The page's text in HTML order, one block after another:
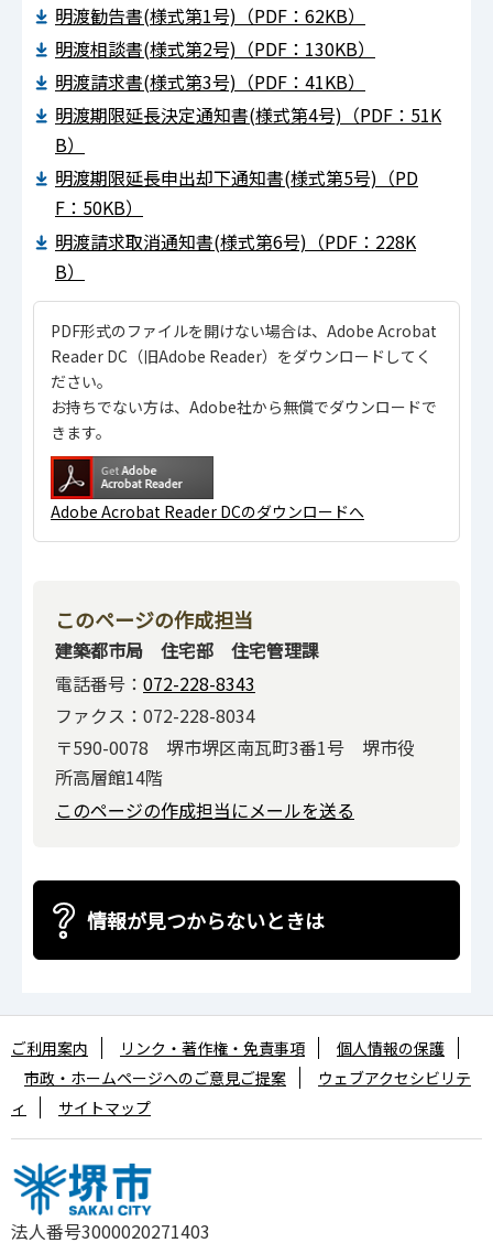
明渡勧告書(様式第1号)（PDF：62KB）
明渡相談書(様式第2号)（PDF：130KB）
明渡請求書(様式第3号)（PDF：41KB）
明渡期限延長決定通知書(様式第4号)（PDF：51K
B）
明渡期限延長申出却下通知書(様式第5号)（PD
F：50KB）
明渡請求取消通知書(様式第6号)（PDF：228K
B）
PDF形式のファイルを開けない場合は、Adobe Acrobat
Reader DC（旧Adobe Reader）をダウンロードしてく
ださい。
お持ちでない方は、Adobe社から無償でダウンロードで
きます。
Adobe Acrobat Reader DCのダウンロードへ
このページの作成担当
建築都市局 住宅部 住宅管理課
電話番号： 072-228-8343
ファクス：072-228-8034
〒590-0078 堺市堺区南瓦町3番1号 堺市役
所高層館14階
このページの作成担当にメールを送る
情報が見つからないときは
法人番号3000020271403
ご利用案内 リンク・著作権・免責事項
個人情報の保護
市政・ホームページへのご意見ご提案
ウェブアクセシビリテ
ィ
サイトマップ